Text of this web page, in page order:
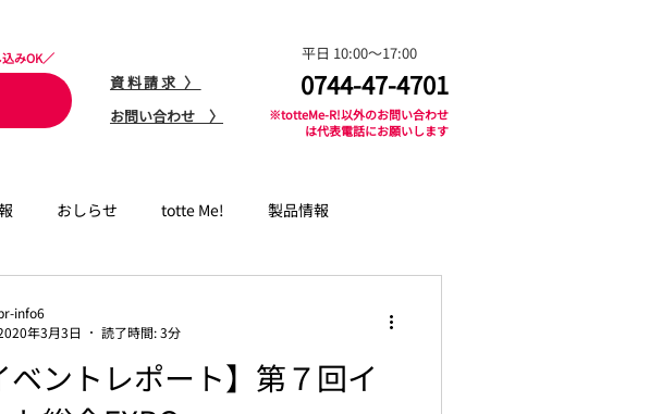
みOK／
​資料請求 〉
お問い合わせ 〉
平日 10:00〜17:00
0744-47-4701
​※totteMe-R!以外のお問い合わせ
は代表電話にお願いします
おしらせ totte Me! 製品情報
ベントレポート】第７回イ
info6
年3月3日
読了時間: 3分